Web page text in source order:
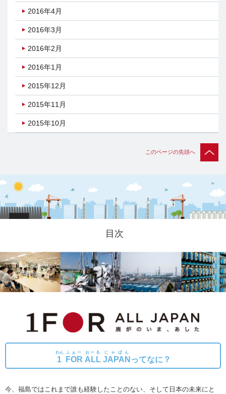
2016年4月
2016年3月
2016年2月
2016年1月
2015年12月
2015年11月
2015年10月
このページの先頭へ
目次
1
わん
FOR
ふぉー
ALL
おーる
JAPAN
じゃぱん
ってなに？
今、福島ではこれまで誰も経験したことのない、そして日本の未来にと